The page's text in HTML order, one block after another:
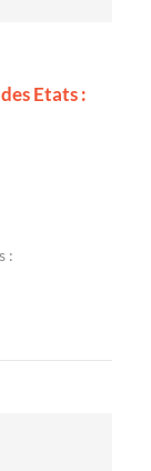
Etats :
: